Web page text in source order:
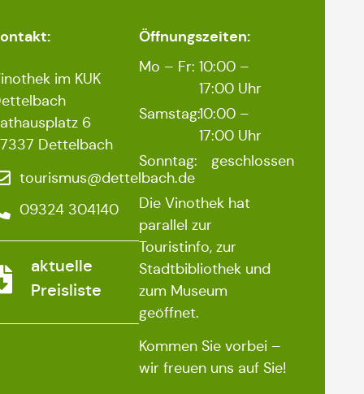
im KUK
6
Dettelbach
tourismus@dettelbach.de
09324 304140
aktuelle
Preisliste
Öffnungszeiten:
Mo – Fr: 10:00 –
17:00 Uhr
Samstag:10:00 –
17:00 Uhr
Sonntag:
geschlossen
Die Vinothek hat
parallel zur
Touristinfo, zur
Stadtbibliothek und
zum Museum
geöffnet.
Kommen Sie vorbei –
wir freuen uns auf Sie!